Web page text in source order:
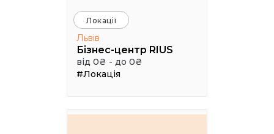
Локації
Львів
Бізнес-центр RIUS
від 0₴ - до 0₴
#Локація